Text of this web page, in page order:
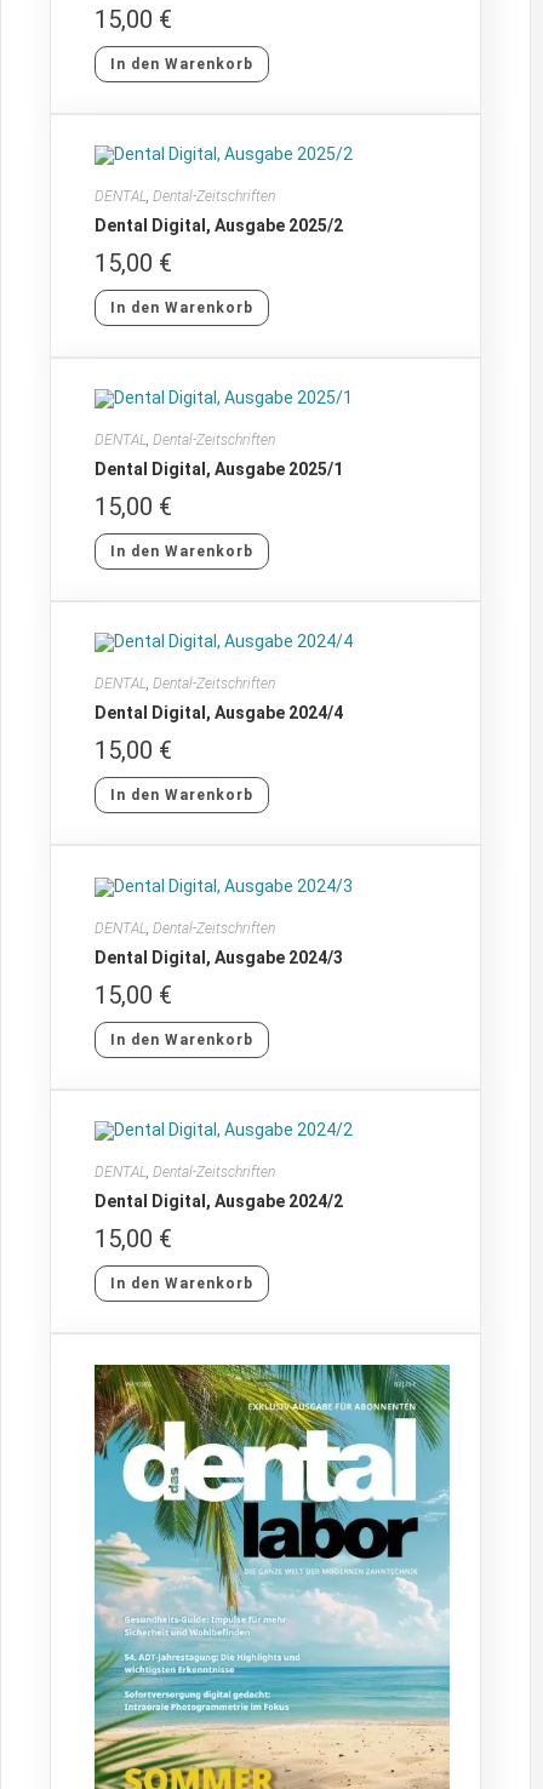
15,00 €
In den Warenkorb
DENTAL,Dental-Zeitschriften
Dental Digital, Ausgabe 2025/2
15,00 €
In den Warenkorb
DENTAL,Dental-Zeitschriften
Dental Digital, Ausgabe 2025/1
15,00 €
In den Warenkorb
DENTAL,Dental-Zeitschriften
Dental Digital, Ausgabe 2024/4
15,00 €
In den Warenkorb
DENTAL ,Dental-Zeitschriften
Dental Digital, Ausgabe 2024/3
15,00 €
In den Warenkorb
DENTAL,Dental-Zeitschriften
Dental Digital, Ausgabe 2024/2
15,00 €
In den Warenkorb